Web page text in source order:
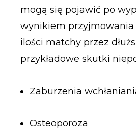
mogą się pojawić po
wynikiem
ilości matchy przez
przykładowe skutki
Zaburzenia
Osteoporoza